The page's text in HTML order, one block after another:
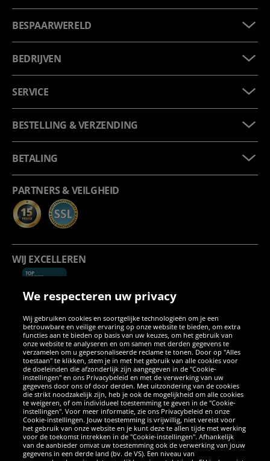
BESPAARWERELD
BEDRIJVEN
SERVICE
BESTELLING & VERZENDING
BETALING
PARTNERS & VEILGHEID
WIJ EXCELLEREN
SOCIALE MEDIA
FacebookInstagram
WhatsApp
TikTokTwitterYouTube
APPS
We respecteren uw privacy
Wij gebruiken cookies en soortgelijke technologieën om je een
betrouwbare en veilige ervaring op onze website te bieden, om extra
functies aan te bieden op basis van uw keuzes, om het gebruik van
onze website te analyseren en om samen met derden gegevens te
verzamelen om u gepersonaliseerde reclame te tonen. Door op "Alles
toestaan" te klikken, stem je in met het gebruik van alle cookies voor
de doeleinden die afzonderlijk zijn aangegeven in de "Cookie-
instellingen" en ons Privacybeleid en met de verwerking van uw
gegevens door ons of door derden. Met uitzondering van de cookies
die strikt noodzakelijk zijn, heb je ook de mogelijkheid om alle cookies
te weigeren, of om individueel toestemming te geven in de "Cookie-
instellingen". Voor meer informatie, zie ons Privacybeleid en onze
Cookie-instellingen. Jouw toestemming is vrijwillig, niet vereist voor
het gebruik van onze website en je kunt deze te allen tijde met werking
voor de toekomst intrekken in de "Cookie-instellingen". Afhankelijk
van de aanbieder omvat uw toestemming ook de verwerking van jouw
gegevens in een derde land (bv. de VS). Een niveau van